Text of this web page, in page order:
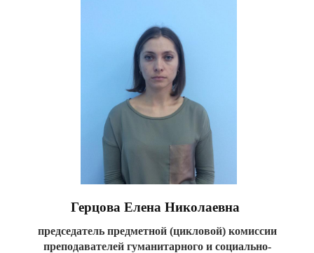
Герцова Елена Николаевна
председатель предметной (цикловой) комиссии
преподавателей гуманитарного и социально-